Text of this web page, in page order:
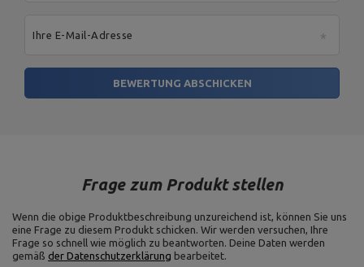
Ihre E-Mail-Adresse
BEWERTUNG ABSCHICKEN
Frage zum Produkt stellen
Wenn die obige Produktbeschreibung unzureichend ist, können Sie uns
eine Frage zu diesem Produkt schicken. Wir werden versuchen, Ihre
Frage so schnell wie möglich zu beantworten. Deine Daten werden
gemäß der Datenschutzerklärung bearbeitet.